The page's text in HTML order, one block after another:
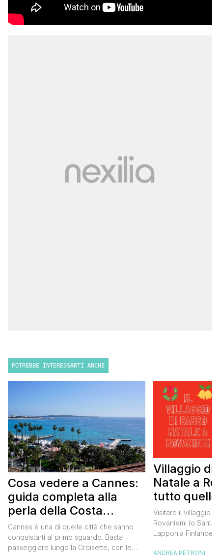
POTREBBE INTERESSARTI ANCHE
Cosa vedere a Cannes:
guida completa alla
perla della Costa
Azzurra
Cannes è una di quelle città che sanno
conquistarti al primo sguardo. Basta
passeggiare lungo la Croisette, con le
Villaggio di
Natale a
tutto
sapere
Visitare il villaggio
Rovaniemi (o Santa
Lapponia
ANDREA PETRONI